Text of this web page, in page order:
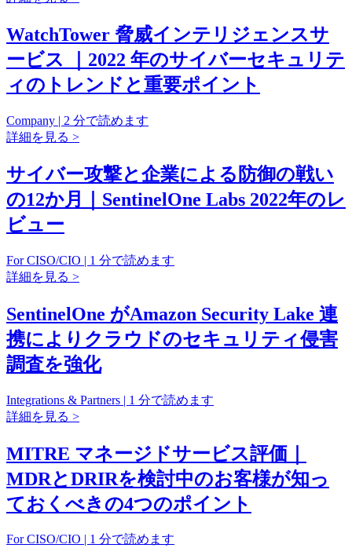
WatchTower 脅威インテリジェンスサ
ービス ｜2022 年のサイバーセキュリテ
ィのトレンドと重要ポイント
Company | 2 分で読めます
詳細を見る >
サイバー攻撃と企業による防御の戦い
の12か月｜SentinelOne Labs 2022年のレ
ビュー
For CISO/CIO | 1 分で読めます
詳細を見る >
SentinelOne がAmazon Security Lake 連
携によりクラウドのセキュリティ侵害
調査を強化
Integrations & Partners | 1 分で読めます
詳細を見る >
MITRE マネージドサービス評価｜
MDRとDRIRを検討中のお客様が知っ
ておくべきの4つのポイント
For CISO/CIO | 1 分で読めます